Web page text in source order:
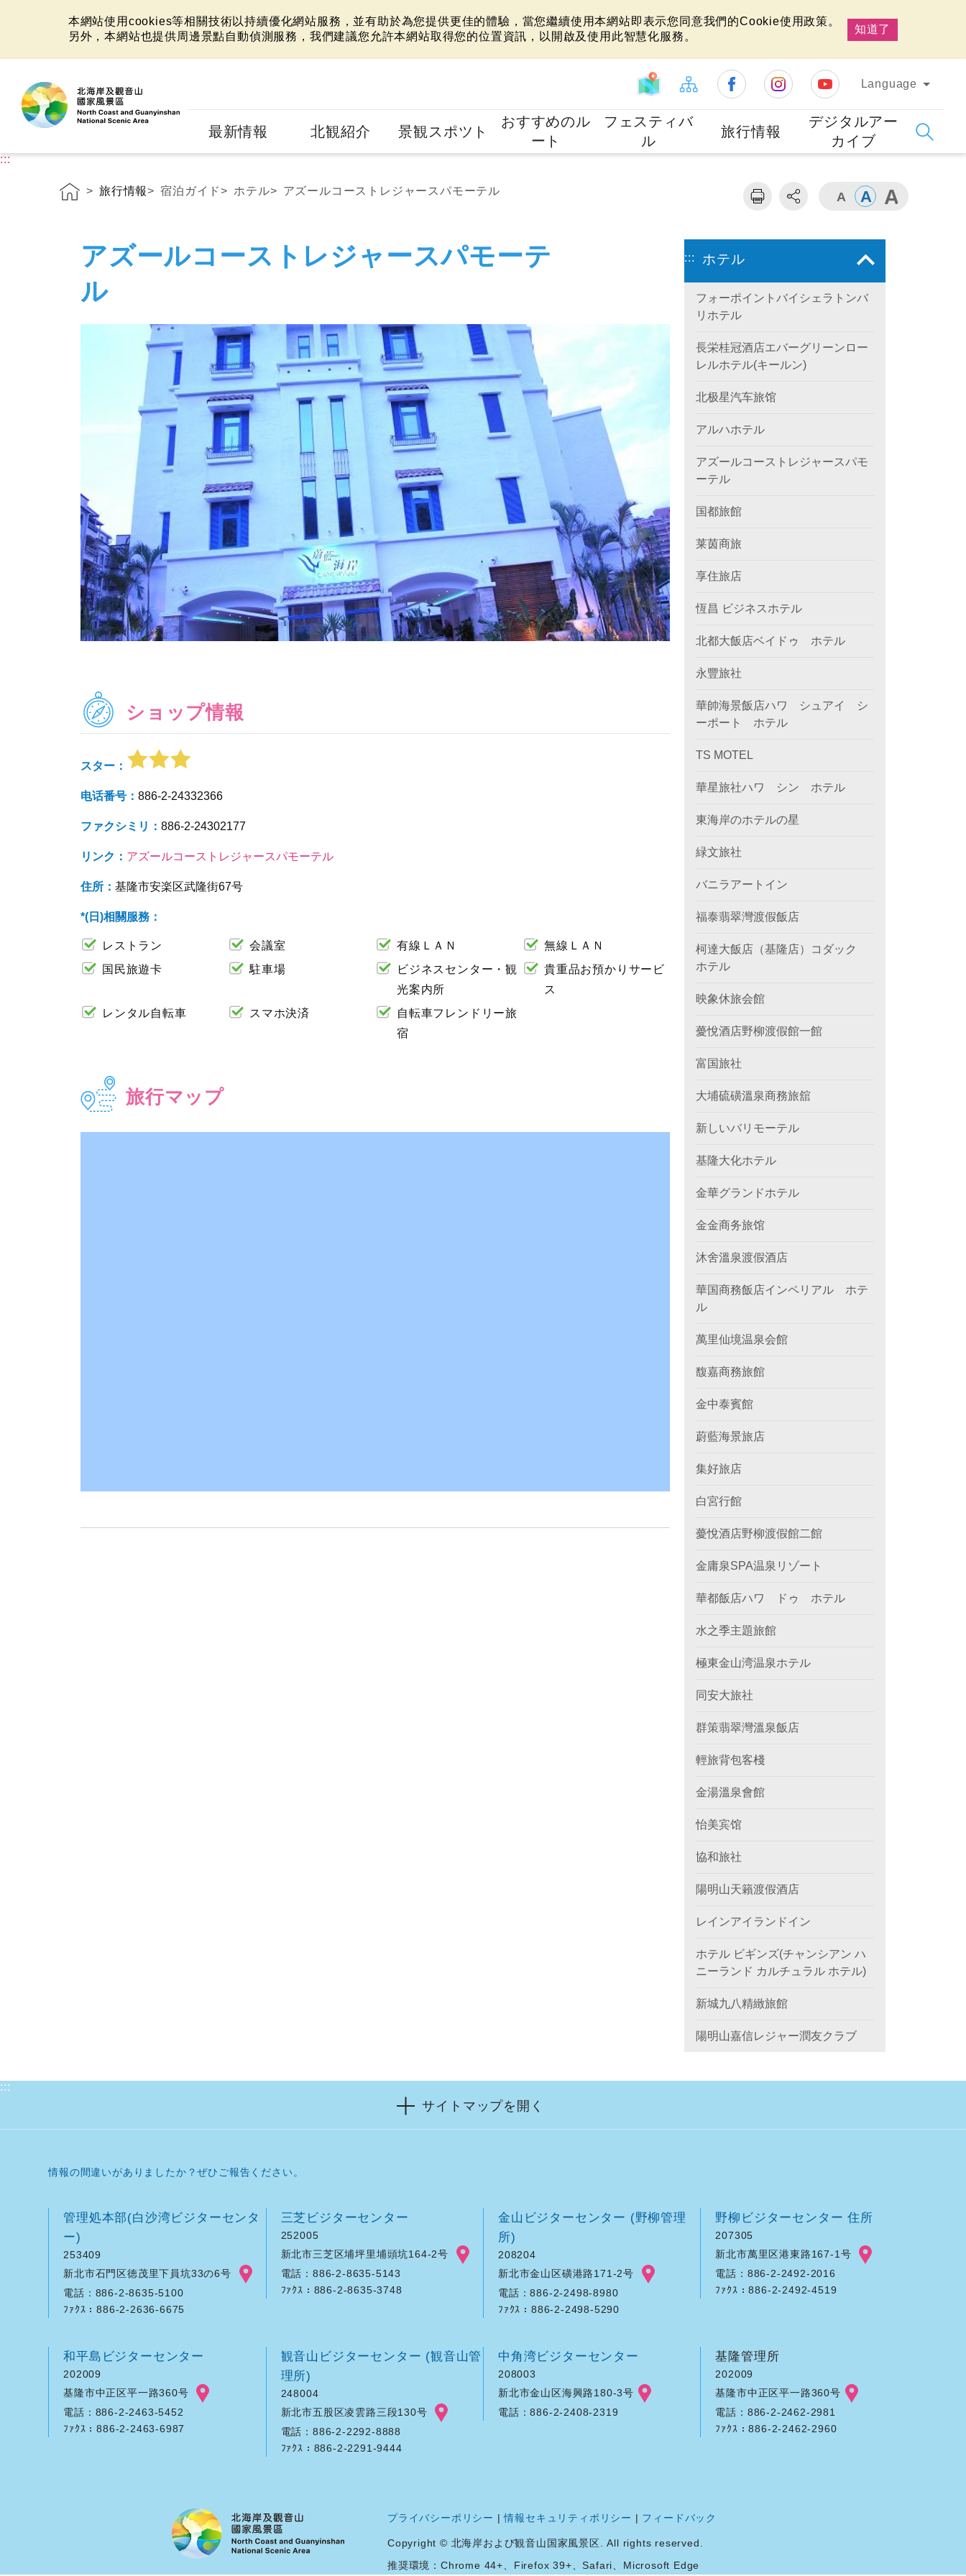
本網站使用cookies等相關技術以持續優化網站服務，並有助於為您提供更佳的體驗，當您繼續使用本網站即表示您同意我們的Cookie使用政策。
另外，本網站也提供周邊景點自動偵測服務，我們建議您允許本網站取得您的位置資訊，以開啟及使用此智慧化服務。
知道了
Language
最新情報 北観紹介 景観スポツト
おすすめのル
ート
フェスティバ
ル
旅行情報
デジタルアー
カイブ
:::
旅行情報 宿泊ガイド ホテル アズールコーストレジャースパモーテル
アズールコーストレジャースパモーテ
ル
ショップ情報
スター：
电话番号： 886-2-24332366
ファクシミリ： 886-2-24302177
リンク： アズールコーストレジャースパモーテル
住所： 基隆市安楽区武隆街67号
*(日)相關服務：
レストラン 会議室 有線ＬＡＮ
無線ＬＡＮ
国民旅遊卡
駐車場
ビジネスセンター・観
光案内所
貴重品お預かりサービ
ス
レンタル自転車
スマホ決済
自転車フレンドリー旅
宿
旅行マップ
::: ホテル
フォーポイントバイシェラトンバ
リホテル
長栄桂冠酒店エバーグリーンロー
レルホテル(キールン)
北极星汽车旅馆
アルハホテル
アズールコーストレジャースパモ
ーテル
国都旅館
莱茵商旅
享住旅店
恆昌 ビジネスホテル
北都大飯店ベイドゥ ホテル
永豐旅社
華帥海景飯店ハワ シュアイ シ
ーポート ホテル
TS MOTEL
華星旅社ハワ シン ホテル
東海岸のホテルの星
緑文旅社
バニラアートイン
福泰翡翠灣渡假飯店
柯達大飯店（基隆店）コダック
ホテル
映象休旅会館
薆悅酒店野柳渡假館一館
富国旅社
大埔硫磺溫泉商務旅舘
新しいバリモーテル
基隆大化ホテル
金華グランドホテル
金金商务旅馆
沐舍溫泉渡假酒店
華国商務飯店インペリアル ホテ
ル
萬里仙境温泉会館
馥嘉商務旅館
金中泰賓館
蔚藍海景旅店
集好旅店
白宮行館
薆悅酒店野柳渡假館二館
金庸泉SPA温泉リゾート
華都飯店ハワ ドゥ ホテル
水之季主題旅館
極東金山湾温泉ホテル
同安大旅社
群策翡翠灣溫泉飯店
輕旅背包客棧
金湯溫泉會館
怡美宾馆
協和旅社
陽明山天籟渡假酒店
レインアイランドイン
ホテル ビギンズ(チャンシアン ハ
ニーランド カルチュラル ホテル)
新城九八精緻旅館
陽明山嘉信レジャー潤友クラブ
:::
サイトマップを開く
情報の間違いがありましたか？ぜひご報告ください。
管理処本部(白沙湾ビジターセンタ
ー)
253409
新北市石門区徳茂里下員坑33の6号
電話：886-2-8635-5100
ﾌｧｸｽ：886-2-2636-6675
三芝ビジターセンター
252005
新北市三芝区埔坪里埔頭坑164-2号
電話：886-2-8635-5143
ﾌｧｸｽ：886-2-8635-3748
金山ビジターセンター (野柳管理
所)
208204
新北市金山区磺港路171-2号
電話：886-2-2498-8980
ﾌｧｸｽ：886-2-2498-5290
野柳ビジターセンター 住所
207305
新北市萬里区港東路167-1号
電話：886-2-2492-2016
ﾌｧｸｽ：886-2-2492-4519
和平島ビジターセンター
202009
基隆市中正区平一路360号
電話：886-2-2463-5452
ﾌｧｸｽ：886-2-2463-6987
観音山ビジターセンター (観音山管
理所)
248004
新北市五股区凌雲路三段130号
電話：886-2-2292-8888
ﾌｧｸｽ：886-2-2291-9444
中角湾ビジターセンター
208003
新北市金山区海興路180-3号
電話：886-2-2408-2319
基隆管理所
202009
基隆市中正区平一路360号
電話：886-2-2462-2981
ﾌｧｸｽ：886-2-2462-2960
プライバシーポリシー |情報セキュリティポリシー | フィードバック
Copyright © 北海岸および観音山国家風景区. All rights reserved.
推奨環境：Chrome 44+、Firefox 39+、Safari、Microsoft Edge